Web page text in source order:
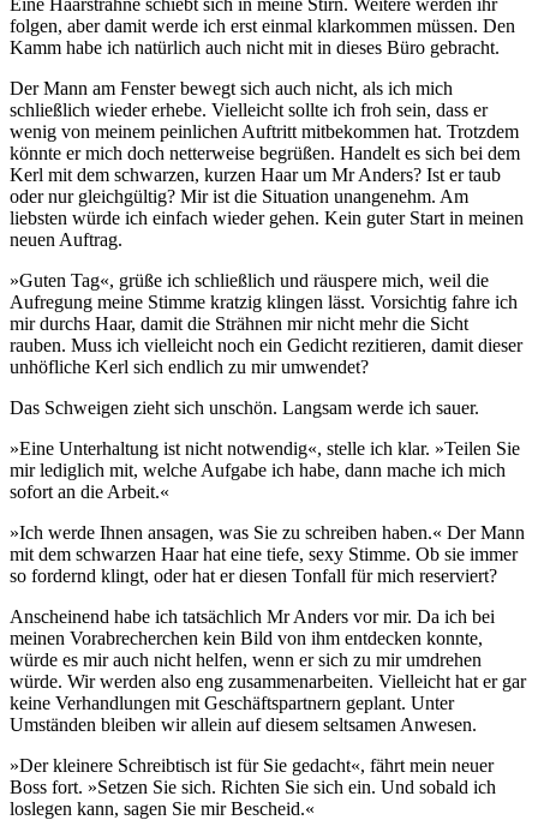
Eine Haarsträhne schiebt sich in meine Stirn. Weitere werden ihr
folgen, aber damit werde ich erst einmal klarkommen müssen. Den
Kamm habe ich natürlich auch nicht mit in dieses Büro gebracht.
Der Mann am Fenster bewegt sich auch nicht, als ich mich
schließlich wieder erhebe. Vielleicht sollte ich froh sein, dass er
wenig von meinem peinlichen Auftritt mitbekommen hat. Trotzdem
könnte er mich doch netterweise begrüßen. Handelt es sich bei dem
Kerl mit dem schwarzen, kurzen Haar um Mr Anders? Ist er taub
oder nur gleichgültig? Mir ist die Situation unangenehm. Am
liebsten würde ich einfach wieder gehen. Kein guter Start in meinen
neuen Auftrag.
»Guten Tag«, grüße ich schließlich und räuspere mich, weil die
Aufregung meine Stimme kratzig klingen lässt. Vorsichtig fahre ich
mir durchs Haar, damit die Strähnen mir nicht mehr die Sicht
rauben. Muss ich vielleicht noch ein Gedicht rezitieren, damit dieser
unhöfliche Kerl sich endlich zu mir umwendet?
Das Schweigen zieht sich unschön. Langsam werde ich sauer.
»Eine Unterhaltung ist nicht notwendig«, stelle ich klar. »Teilen Sie
mir lediglich mit, welche Aufgabe ich habe, dann mache ich mich
sofort an die Arbeit.«
»Ich werde Ihnen ansagen, was Sie zu schreiben haben.« Der Mann
mit dem schwarzen Haar hat eine tiefe, sexy Stimme. Ob sie immer
so fordernd klingt, oder hat er diesen Tonfall für mich reserviert?
Anscheinend habe ich tatsächlich Mr Anders vor mir. Da ich bei
meinen Vorabrecherchen kein Bild von ihm entdecken konnte,
würde es mir auch nicht helfen, wenn er sich zu mir umdrehen
würde. Wir werden also eng zusammenarbeiten. Vielleicht hat er gar
keine Verhandlungen mit Geschäftspartnern geplant. Unter
Umständen bleiben wir allein auf diesem seltsamen Anwesen.
»Der kleinere Schreibtisch ist für Sie gedacht«, fährt mein neuer
Boss fort. »Setzen Sie sich. Richten Sie sich ein. Und sobald ich
loslegen kann, sagen Sie mir Bescheid.«